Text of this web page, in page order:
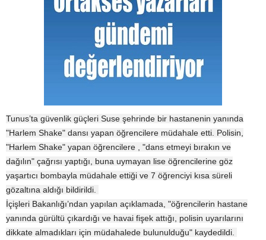
Tunus’ta güvenlik güçleri Suse şehrinde bir hastanenin yanında
"Harlem Shake" dansı yapan öğrencilere müdahale etti. Polisin,
"Harlem Shake" yapan öğrencilere , "dans etmeyi bırakın ve
dağılın" çağrısı yaptığı, buna uymayan lise öğrencilerine göz
yaşartıcı bombayla müdahale ettiği ve 7 öğrenciyi kısa süreli
gözaltına aldığı bildirildi.
İçişleri Bakanlığı’ndan yapılan açıklamada, "öğrencilerin hastane
yanında gürültü çıkardığı ve havai fişek attığı, polisin uyarılarını
dikkate almadıkları için müdahalede bulunulduğu" kaydedildi.